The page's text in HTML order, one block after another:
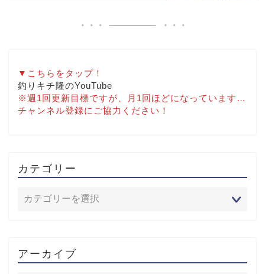
▼こちらをタップ！
釣りキチ隆のYouTube
※週1回更新目標ですが、月1回ほどになっています…
チャンネル登録にご協力ください！
カテゴリー
アーカイブ